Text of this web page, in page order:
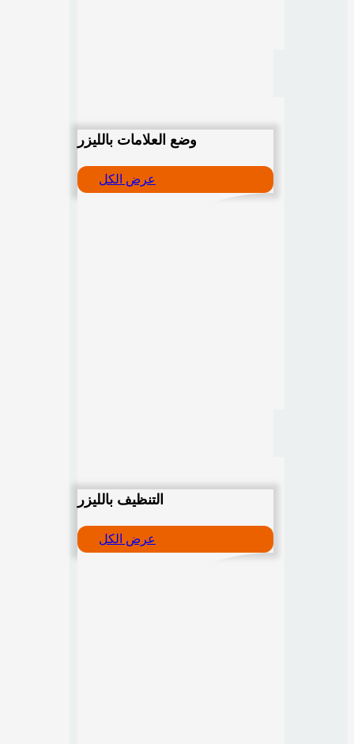
وضع العلامات بالليزر
عرض الكل
التنظيف بالليزر
عرض الكل